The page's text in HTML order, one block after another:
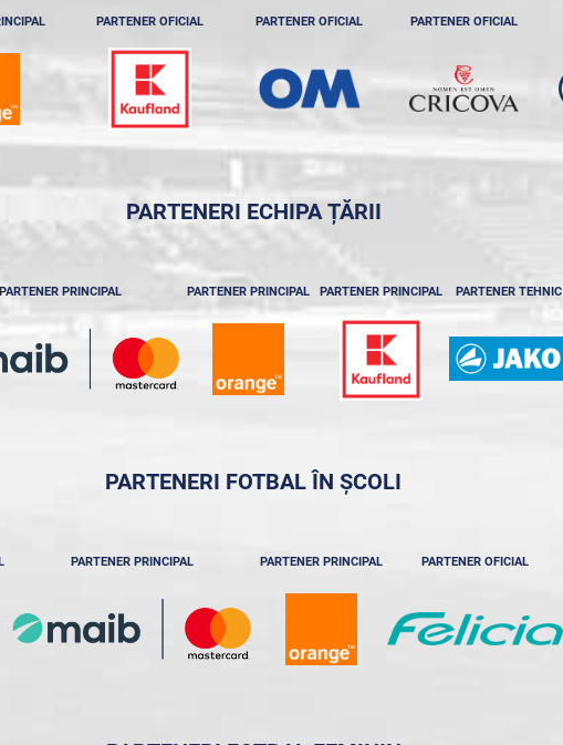
PARTENER OFICIAL PARTENER OFICIAL PARTENER OFICIAL
PARTENERI ECHIPA ȚĂRII
PARTENER PRINCIPAL PARTENER PRINCIPAL PARTENER PRINCIPAL PARTENER TEHNIC
PARTENERI FOTBAL ÎN ȘCOLI
PARTENER PRINCIPAL PARTENER PRINCIPAL PARTENER OFICIAL